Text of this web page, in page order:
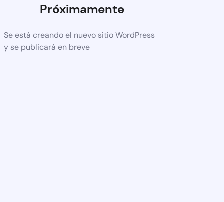
Próximamente
Se está creando el nuevo sitio WordPress
y se publicará en breve